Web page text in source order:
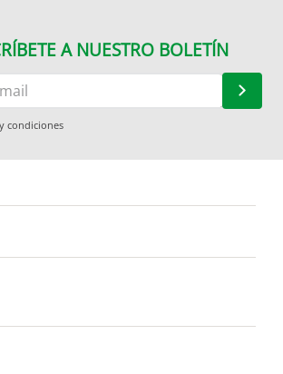
A NUESTRO BOLETÍN
condiciones